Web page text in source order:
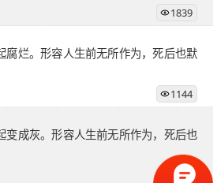
1839
腐烂。形容人生前无所作为，死后也默
1144
变成灰。形容人生前无所作为，死后也
1686